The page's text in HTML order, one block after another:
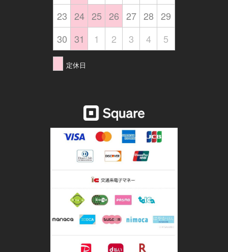
23 24 25 26 27 28 29
30 31 1 2 3 4 5
定休日